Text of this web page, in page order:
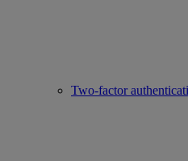
Two-factor